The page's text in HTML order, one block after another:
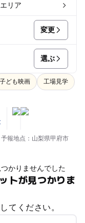
リア
変更
選ぶ
子ども映画 工場見学
予報地点：山梨県甲府市
トが見つかりま
てください。